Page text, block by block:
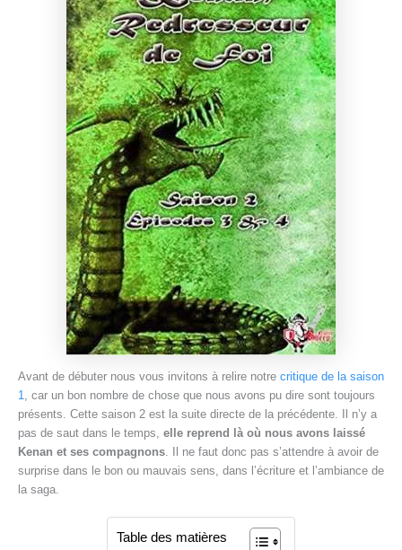
Avant de débuter nous vous invitons à relire notre critique de la saison
1
, car un bon nombre de chose que nous avons pu dire sont toujours
présents. Cette saison 2 est la suite directe de la précédente. Il n’y a
pas de saut dans le temps, elle reprend là où nous avons laissé
Kenan et ses compagnons . Il ne faut donc pas s’attendre à avoir de
surprise dans le bon ou mauvais sens, dans l’écriture et l’ambiance de
la saga.
Table des matières